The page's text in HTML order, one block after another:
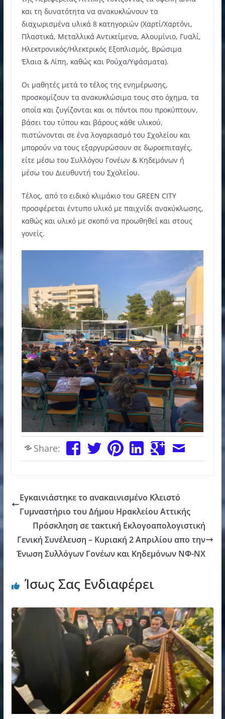
και τη δυνατότητα να ανακυκλώνουν τα
διαχωρισμένα υλικά 8 κατηγοριών (Χαρτί/Χαρτόνι,
Πλαστικά, Μεταλλικά Αντικείμενα, Αλουμίνιο, Γυαλί,
Ηλεκτρονικός/Ηλεκτρικός Εξοπλισμός, Βρώσιμα
Έλαια & Λίπη, καθώς και Ρούχα/Υφάσματα).
Οι μαθητές μετά το τέλος της ενημέρωσης,
προσκομίζουν τα ανακυκλώσιμα τους στο όχημα, τα
οποία και ζυγίζονται και οι πόντοι που προκύπτουν,
βάσει του τύπου και βάρους κάθε υλικού,
πιστώνονται σε ένα λογαριασμό του Σχολείου και
μπορούν να τους εξαργυρώσουν σε δωροεπιταγές,
είτε μέσω του Συλλόγου Γονέων & Κηδεμόνων ή
μέσω του Διευθυντή του Σχολείου.
Τέλος, από το ειδικό κλιμάκιο του GREEN CITY
προσφέρεται έντυπο υλικό με παιχνίδι ανακύκλωσης,
καθώς και υλικό με σκοπό να προωθηθεί και στους
γονείς.
Share:
Εγκαινιάστηκε το ανακαινισμένο Κλειστό
Γυμναστήριο του Δήμου Ηρακλείου Αττικής
Πρόσκληση σε τακτική Εκλογοαπολογιστική
Γενική Συνέλευση – Κυριακή 2 Απριλίου απο την
Ένωση Συλλόγων Γονέων και Κηδεμόνων ΝΦ-ΝΧ
Ίσως Σας Ενδιαφέρει